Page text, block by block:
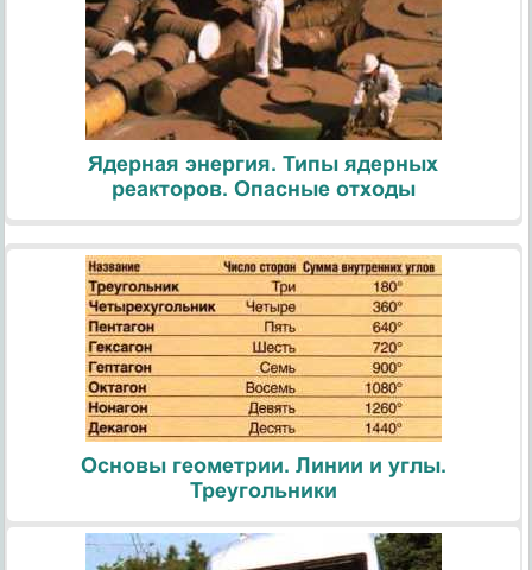
Ядерная энергия. Типы ядерных
реакторов. Опасные отходы
Основы геометрии. Линии и углы.
Треугольники